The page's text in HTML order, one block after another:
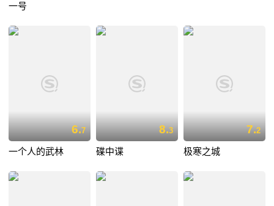
一号
6.7
一个人的武林
8.3
碟中谍
7.2
极寒之城